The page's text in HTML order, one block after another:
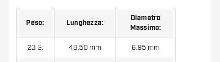
Peso: Lunghezza:
Diametro
Massimo:
23 G. 48.50 mm 6.95 mm